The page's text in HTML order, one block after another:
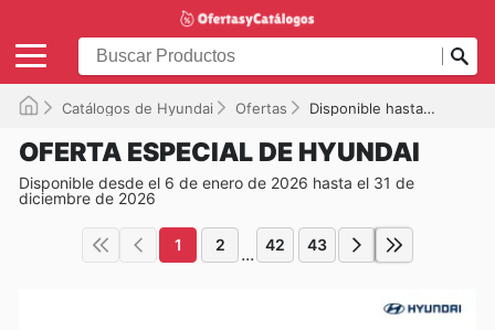
Catálogos de Hyundai Ofertas Disponible hasta el 31/12/2026
OFERTA ESPECIAL DE HYUNDAI
Disponible desde el 6 de enero de 2026 hasta el 31 de
diciembre de 2026
1 2 ... 42 43